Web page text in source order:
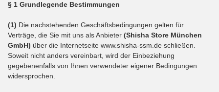
§ 1 Grundlegende Bestimmungen
(1) Die nachstehenden Geschäftsbedingungen gelten für
Verträge, die Sie mit uns als Anbieter (Shisha Store München
GmbH) über die Internetseite www.shisha-ssm.de schließen.
Soweit nicht anders vereinbart, wird der Einbeziehung
gegebenenfalls von Ihnen verwendeter eigener Bedingungen
widersprochen.